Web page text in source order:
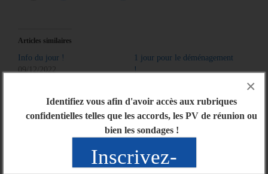
Identifiez vous afin d'avoir accès aux rubriques
confidentielles telles que les accords, les PV de réunion ou
bien les sondages !
Inscrivez-
×
Articles similaires
Info du jour !
09/12/2022
1 jour pour le déménagement
!
Perturbations du temps de
travail (gilets jaunes, neige